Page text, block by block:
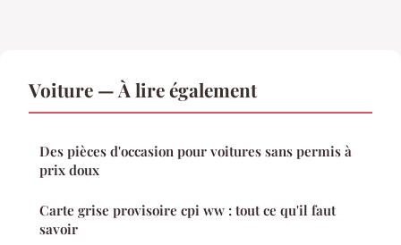
Voiture — À lire également
Des pièces d'occasion pour voitures sans permis à
prix doux
Carte grise provisoire cpi ww : tout ce qu'il faut
savoir